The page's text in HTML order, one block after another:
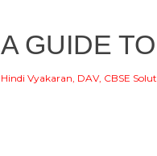
A GUIDE
Hindi Vyakaran, DAV, CBSE